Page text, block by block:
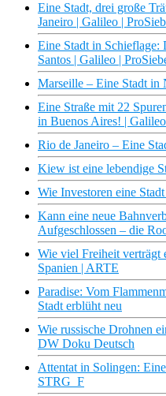
Eine Stadt, drei große
Janeiro | Galileo |
Eine Stadt in Schieflage:
Santos | Galileo |
Marseille – Eine Stadt
Eine Straße mit 22
in Buenos Aires! |
Rio de Janeiro – Eine
Kiew ist eine lebendige
Wie Investoren eine
Kann eine neue
Aufgeschlossen – die
Wie viel Freiheit verträgt
Spanien | ARTE
Paradise: Vom
Stadt erblüht neu
Wie russische Drohnen
DW Doku Deutsch
Attentat in Solingen:
STRG_F